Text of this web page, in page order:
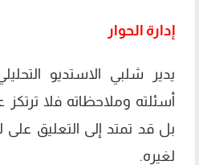
إدارة الحوار
يدير شلبي الاستديو
أسئلته وملاحظاته فلا
بل قد تمتد إلى التعليق
لغيره.